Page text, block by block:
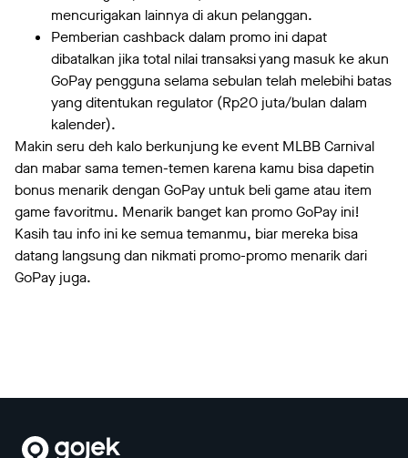
mencurigakan lainnya di akun pelanggan.
Pemberian cashback dalam promo ini dapat
dibatalkan jika total nilai transaksi yang masuk ke akun
GoPay pengguna selama sebulan telah melebihi batas
yang ditentukan regulator (Rp20 juta/bulan dalam
kalender).
Makin seru deh kalo berkunjung ke event MLBB Carnival
dan mabar sama temen-temen karena kamu bisa dapetin
bonus menarik dengan GoPay untuk beli game atau item
game favoritmu. Menarik banget kan promo GoPay ini!
Kasih tau info ini ke semua temanmu, biar mereka bisa
datang langsung dan nikmati promo-promo menarik dari
GoPay juga.